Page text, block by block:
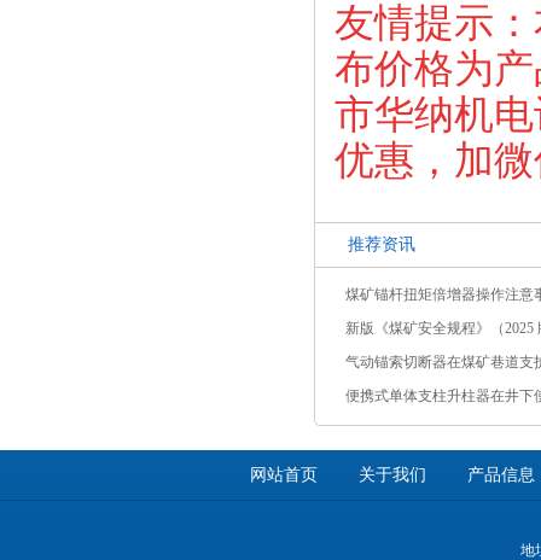
友情提示
布价格为
市华纳机
优惠，加
推荐资讯
煤矿锚杆扭矩倍增器操作注意
新版《煤矿安全规程》（2025
气动锚索切断器在煤矿巷道支
便携式单体支柱升柱器在井下
网站首页 关于我们 产品信息
地